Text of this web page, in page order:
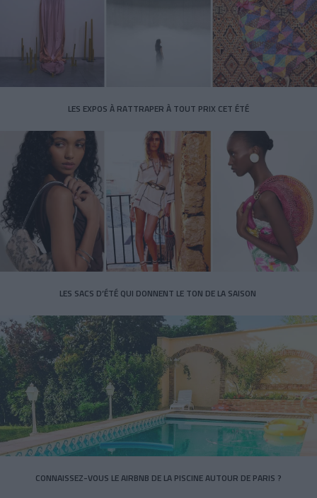
LES EXPOS À RATTRAPER À TOUT PRIX CET ÉTÉ
LES SACS D’ÉTÉ QUI DONNENT LE TON DE LA SAISON
CONNAISSEZ-VOUS LE AIRBNB DE LA PISCINE AUTOUR DE PARIS ?